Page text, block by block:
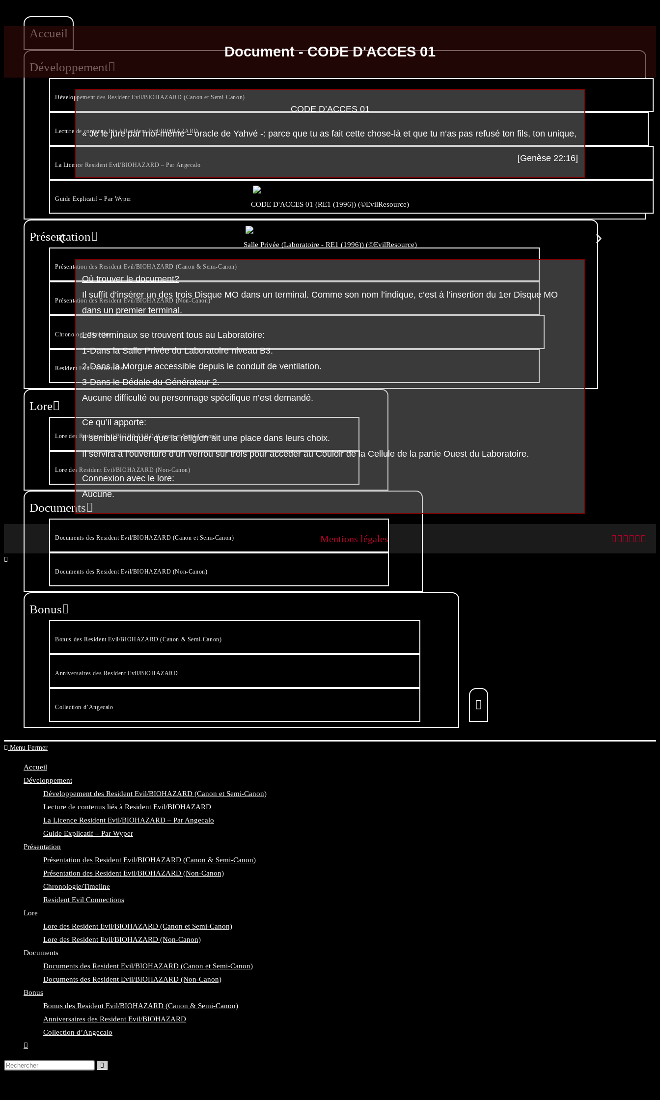
Accueil
Développement
Développement des Resident Evil/BIOHAZARD (Canon et Semi-Canon)
Lecture de contenus liés à Resident Evil/BIOHAZARD
La Licence Resident Evil/BIOHAZARD – Par Angecalo
Guide Explicatif – Par Wyper
Présentation
Présentation des Resident Evil/BIOHAZARD (Canon & Semi-Canon)
Présentation des Resident Evil/BIOHAZARD (Non-Canon)
Chronologie/Timeline
Resident Evil Connections
Lore
Lore des Resident Evil/BIOHAZARD (Canon et Semi-Canon)
Lore des Resident Evil/BIOHAZARD (Non-Canon)
Documents
Documents des Resident Evil/BIOHAZARD (Canon et Semi-Canon)
Documents des Resident Evil/BIOHAZARD (Non-Canon)
Bonus
Bonus des Resident Evil/BIOHAZARD (Canon & Semi-Canon)
Anniversaires des Resident Evil/BIOHAZARD
Collection d’Angecalo
Menu Fermer
Accueil
Développement
Développement des Resident Evil/BIOHAZARD (Canon et Semi-Canon)
Lecture de contenus liés à Resident Evil/BIOHAZARD
La Licence Resident Evil/BIOHAZARD – Par Angecalo
Guide Explicatif – Par Wyper
Présentation
Présentation des Resident Evil/BIOHAZARD (Canon & Semi-Canon)
Présentation des Resident Evil/BIOHAZARD (Non-Canon)
Chronologie/Timeline
Resident Evil Connections
Lore
Lore des Resident Evil/BIOHAZARD (Canon et Semi-Canon)
Lore des Resident Evil/BIOHAZARD (Non-Canon)
Documents
Documents des Resident Evil/BIOHAZARD (Canon et Semi-Canon)
Documents des Resident Evil/BIOHAZARD (Non-Canon)
Bonus
Bonus des Resident Evil/BIOHAZARD (Canon & Semi-Canon)
Anniversaires des Resident Evil/BIOHAZARD
Collection d’Angecalo
Document - CODE D'ACCES 01
CODE D’ACCES 01
« Je le jure par moi-même – oracle de Yahvé -: parce que tu as fait cette chose-là et que tu n’as pas refusé ton fils, ton unique,
[Genèse 22:16]
CODE D'ACCES 01 (RE1 (1996)) (©EvilResource)
Salle Privée (Laboratoire - RE1 (1996)) (©EvilResource)
Où trouver le document?
Il suffit d’insérer un des trois Disque MO dans un terminal. Comme son nom l’indique, c’est à l’insertion du 1er Disque MO
dans un premier terminal.
Les terminaux se trouvent tous au Laboratoire:
1-Dans la Salle Privée du Laboratoire niveau B3.
2-Dans la Morgue accessible depuis le conduit de ventilation.
3-Dans le Dédale du Générateur 2.
Aucune difficulté ou personnage spécifique n’est demandé.
Ce qu’il apporte:
Il semble indiquer que la religion ait une place dans leurs choix.
Il servira à l’ouverture d’un verrou sur trois pour accéder au Couloir de la Cellule de la partie Ouest du Laboratoire.
Connexion avec le lore:
Aucune.
Mentions légales